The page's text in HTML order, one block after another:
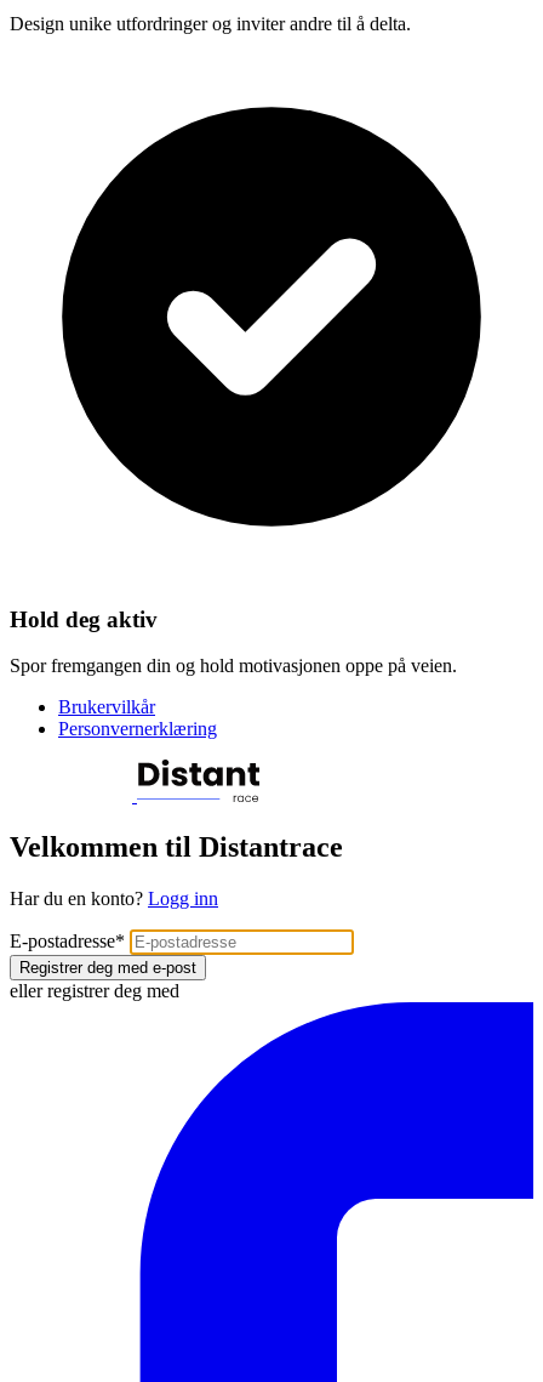
Design unike utfordringer og inviter andre til å delta.
Hold deg aktiv
Spor fremgangen din og hold motivasjonen oppe på veien.
Brukervilkår
Personvernerklæring
Velkommen til Distantrace
Har du en konto? Logg inn
E-postadresse*
Registrer deg med e-post
eller registrer deg med